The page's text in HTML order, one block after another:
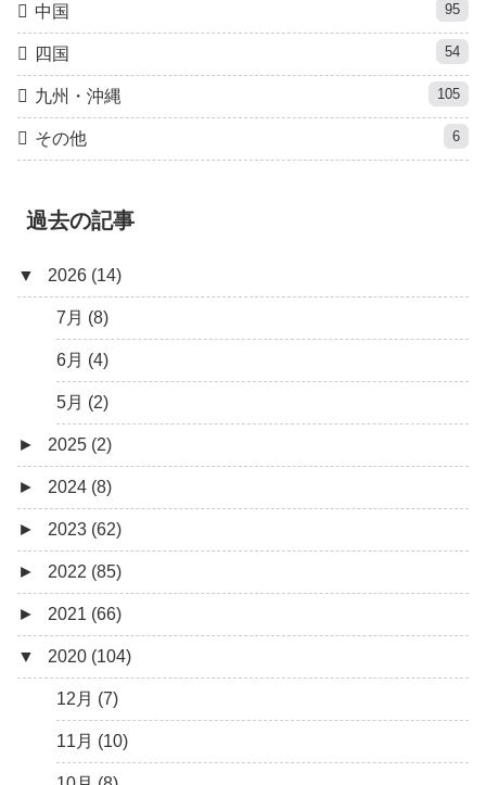
中国 95
四国 54
九州・沖縄 105
その他 6
過去の記事
▼ 2026 (14)
7月 (8)
6月 (4)
5月 (2)
► 2025 (2)
12月 (1)
6月 (1)
► 2024 (8)
8月 (1)
7月 (1)
5月 (2)
4月 (3)
3月 (1)
► 2023 (62)
9月 (1)
8月 (1)
7月 (8)
6月 (5)
5月 (7)
► 2022 (85)
12月 (3)
10月 (1)
9月 (4)
8月 (5)
► 2021 (66)
12月 (4)
11月 (8)
10月 (1)
▼ 2020 (104)
12月 (7)
11月 (10)